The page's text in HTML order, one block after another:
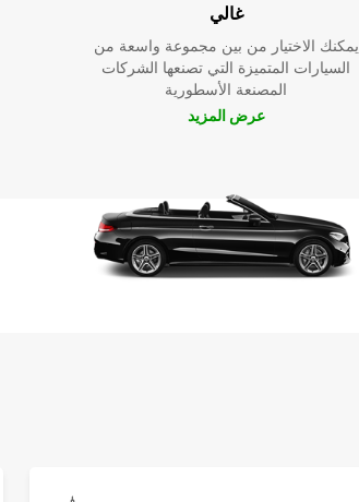
غالي
يمكنك الاختيار من بين مجموعة واسعة من
السيارات المتميزة التي تصنعها الشركات
المصنعة الأسطورية
عرض المزيد